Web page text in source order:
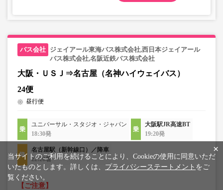
ジェイアール東海バス株式会社,西日本ジェイアール
バス株式会社,名阪近鉄バス株式会社
大阪・ＵＳＪ⇒名古屋（名神ハイウェイバス）
24便
昼行便
ユニバーサル・スタジオ・ジャパン
18:30発
大阪駅JR高速BT
19:20発
名古屋駅（新幹線口）／降車
22:20着
【ご注意】
×
当サイトのご利用を続けることにより、Cookieの使用に同意いただ
いたものとします。詳しくは、 プライバシーステートメント をご
覧ください。